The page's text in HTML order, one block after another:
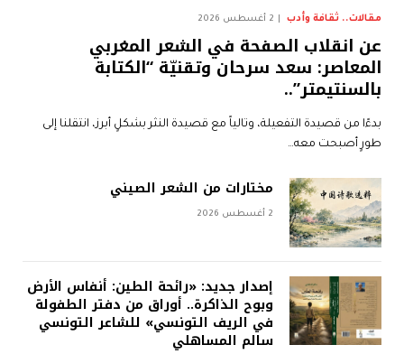
مقالات.. ثقافة وأدب 2 أغسطس 2026
عن انقلاب الصفحة في الشعر المغربي
المعاصر: سعد سرحان وتقنيّة “الكتابة
بالسنتيمتر”..
بدءًا من قصيدة التفعيلة، وتالياً مع قصيدة النثر بشكلٍ أبرز، انتقلنا إلى
طورٍ أصبحت معه…
مختارات من الشعر الصيني
2 أغسطس 2026
إصدار جديد: «رائحة الطين: أنفاس الأرض
وبوح الذاكرة.. أوراق من دفتر الطفولة
في الريف التونسي» للشاعر التونسي
سالم المساهلي